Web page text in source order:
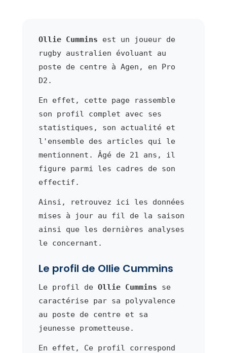
Ollie Cummins est un joueur de
rugby australien évoluant au
poste de centre à Agen, en Pro
D2.
En effet, cette page rassemble
son profil complet avec ses
statistiques, son actualité et
l'ensemble des articles qui le
mentionnent. Âgé de 21 ans, il
figure parmi les cadres de son
effectif.
Ainsi, retrouvez ici les données
mises à jour au fil de la saison
ainsi que les dernières analyses
le concernant.
Le profil de Ollie Cummins
Le profil de Ollie Cummins se
caractérise par sa polyvalence
au poste de centre et sa
jeunesse prometteuse.
En effet, Ce profil correspond